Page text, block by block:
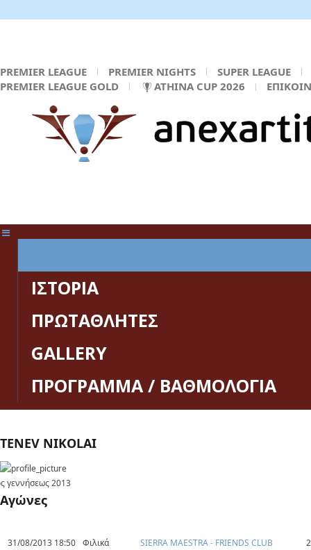
PREMIER LEAGUE PREMIER NIGHTS
SUPER LEAGUE
PREMIER LEAGUE GOLD
ATHINA CUP 2026
ΙΣΤΟΡΙΑ
ΠΡΩΤΑΘΛΗΤΕΣ
GALLERY
ΠΡΟΓΡΑΜΜΑ / ΒΑΘΜΟΛΟΓΙΑ
TENEV NIKOLAI
γεννήσεως2013
Αγώνες
31/08/2013 18:50 Φιλικά SIERRA MAESTRA - FRIENDS CLUB